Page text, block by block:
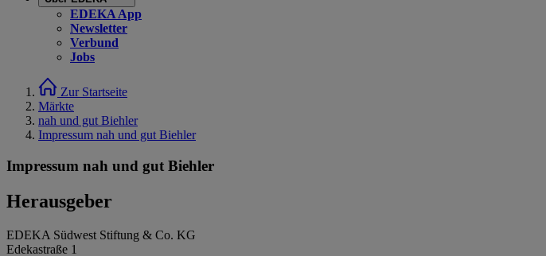
EDEKA App
Newsletter
Verbund
Jobs
Zur Startseite
Märkte
nah und gut Biehler
Impressum nah und gut Biehler
Impressum nah und gut Biehler
Herausgeber
EDEKA Südwest Stiftung & Co. KG
Edekastraße 1